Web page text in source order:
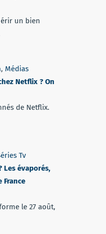
un bien
, Médias
Netflix ? On
de Netflix.
Tv
Les évaporés,
France
le 27 août,